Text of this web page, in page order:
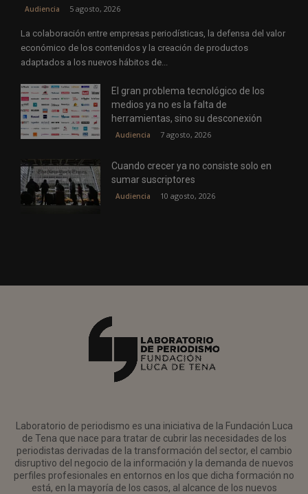
Audiencia 5 agosto, 2026
La colaboración entre empresas periodísticas, la defensa del valor
económico de los contenidos y la creación de productos
adaptados a los nuevos hábitos de...
El gran problema tecnológico de los
medios ya no es la falta de
herramientas, sino su desconexión
Audiencia 7 agosto, 2026
Cuando crecer ya no consiste solo en
sumar suscriptores
Audiencia 10 agosto, 2026
Laboratorio de periodismo es una iniciativa de la Fundación Luca
de Tena que nace para tratar de cubrir las necesidades de los
periodistas derivadas de la transformación del sector, el cambio
disruptivo del negocio de la información y la demanda de nuevos
perfiles profesionales en entornos en los que dicha formación no
está, en la mayoría de los casos, al alcance de los nuevos